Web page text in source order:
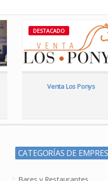
DESTACADO
Venta Los Ponys
CATEGORÍAS DE
Bares y Restaurantes